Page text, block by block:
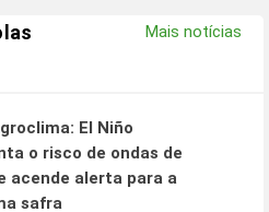
Mais notícias
El Niño
o risco de ondas de
acende alerta para a
safra